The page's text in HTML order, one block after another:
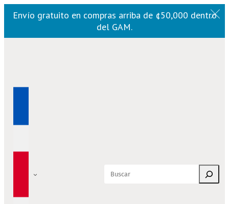
Envío gratuito en compras arriba de ¢50,000 dentro
del GAM.
Buscar